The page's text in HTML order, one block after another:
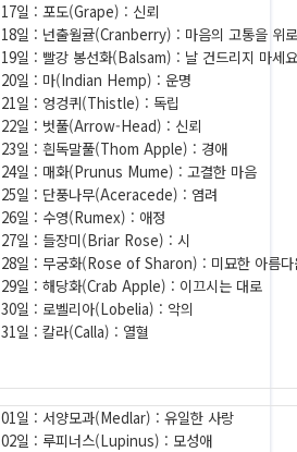
17일 : 포도(Grape) : 신뢰
18일 : 넌출월귤(Cranberry) : 마음의 고통을 위
19일 : 빨강 봉선화(Balsam) : 날 건드리지 마세요
20일 : 마(Indian Hemp) : 운명
21일 : 엉겅퀴(Thistle) : 독립
22일 : 벗풀(Arrow-Head) : 신뢰
23일 : 흰독말풀(Thom Apple) : 경애
24일 : 매화(Prunus Mume) : 고결한 마음
25일 : 단풍나무(Aceracede) : 염려
26일 : 수영(Rumex) : 애정
27일 : 들장미(Briar Rose) : 시
28일 : 무궁화(Rose of Sharon) : 미묘한 아름다
29일 : 해당화(Crab Apple) : 이끄시는 대로
30일 : 로벨리아(Lobelia) : 악의
31일 : 칼라(Calla) : 열혈
01일 : 서양모과(Medlar) : 유일한 사랑
02일 : 루피너스(Lupinus) : 모성애